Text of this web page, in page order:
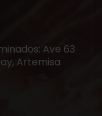
Ave 63
Artemisa